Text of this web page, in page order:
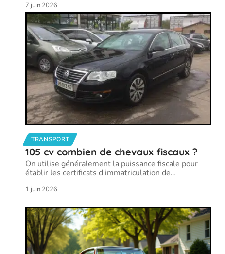
7 juin 2026
TRANSPORT
105 cv combien de chevaux fiscaux ?
On utilise généralement la puissance fiscale pour
établir les certificats d’immatriculation de…
1 juin 2026